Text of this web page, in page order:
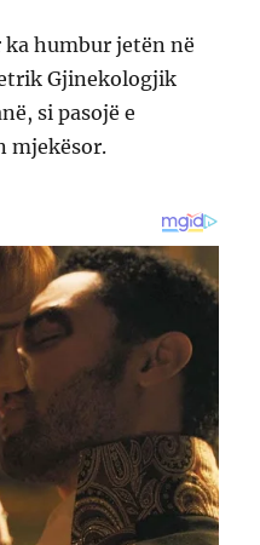
humbur jetën në
Gjinekologjik
si pasojë e
mjekësor.